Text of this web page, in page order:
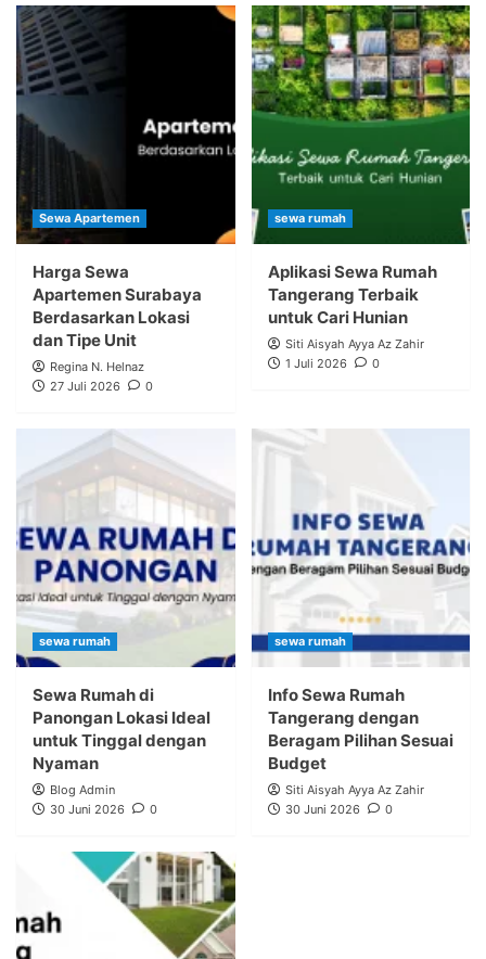
Sewa Apartemen
Harga Sewa
Apartemen Surabaya
Berdasarkan Lokasi
dan Tipe Unit
Regina N. Helnaz
27 Juli 2026
0
sewa rumah
Aplikasi Sewa Rumah
Tangerang Terbaik
untuk Cari Hunian
Siti Aisyah Ayya Az Zahir
1 Juli 2026
0
sewa rumah
Sewa Rumah di
Panongan Lokasi Ideal
untuk Tinggal dengan
Nyaman
Blog Admin
30 Juni 2026
0
sewa rumah
Info Sewa Rumah
Tangerang dengan
Beragam Pilihan Sesuai
Budget
Siti Aisyah Ayya Az Zahir
30 Juni 2026
0